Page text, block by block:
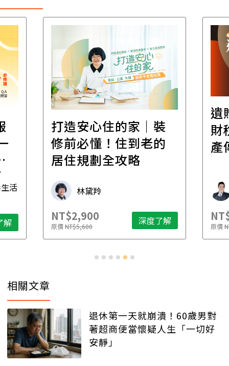
活
解
打造安心住的家｜裝
修前必懂！住到老的
居住規劃全攻略
林黛羚
NT$2,900
原價NT$5,600 深度了解
遺
財
產
原價
相關文章
退休第一天就崩潰！60歲男對
著超商便當懷疑人生「一切好
安靜」